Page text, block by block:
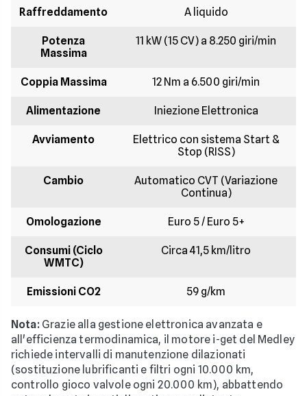
Raffreddamento A liquido
Potenza
Massima
11 kW (15 CV) a 8.250 giri/min
Coppia Massima 12 Nm a 6.500 giri/min
Alimentazione Iniezione Elettronica
Avviamento
Elettrico con sistema Start &
Stop (RISS)
Cambio
Automatico CVT (Variazione
Continua)
Omologazione Euro 5 / Euro 5+
Consumi (Ciclo
WMTC)
Circa 41,5 km/litro
Emissioni CO2 59 g/km
Nota:Grazie alla gestione elettronica avanzata e
all'efficienza termodinamica, il motore i-get del Medley
richiede intervalli di manutenzione dilazionati
(sostituzione lubrificanti e filtri ogni 10.000 km,
controllo gioco valvole ogni 20.000 km), abbattendo